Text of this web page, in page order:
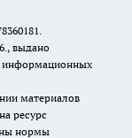
выдано
информационных
материалов
ресурс
нормы